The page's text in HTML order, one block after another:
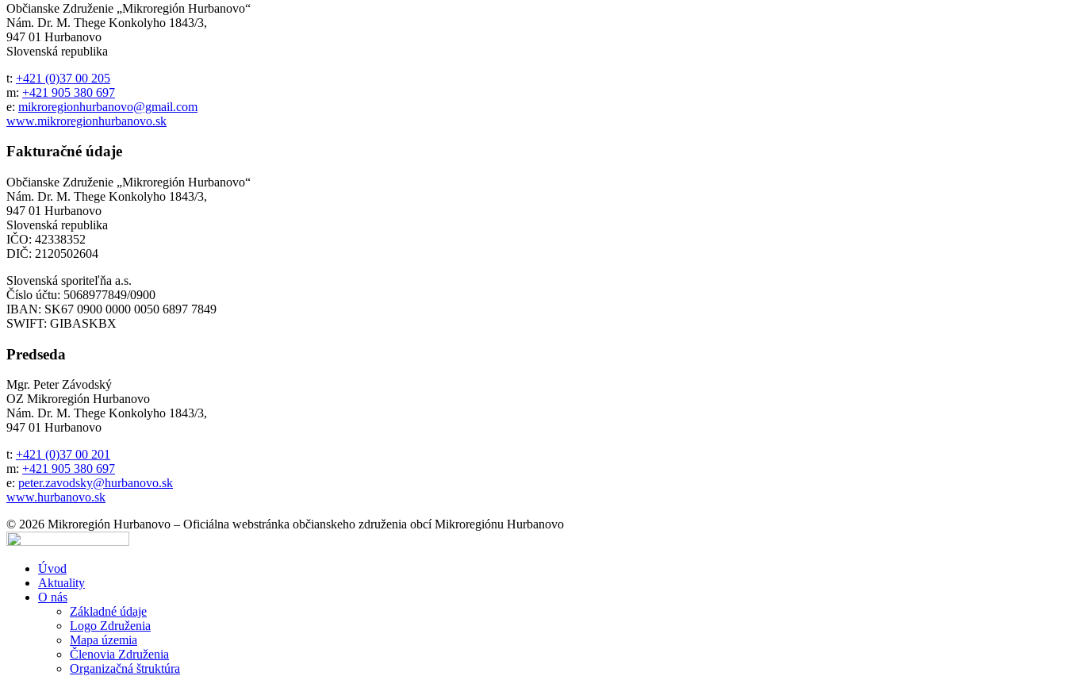
Občianske Združenie „Mikroregión Hurbanovo“
Nám. Dr. M. Thege Konkolyho 1843/3,
947 01 Hurbanovo
Slovenská republika
t: +421 (0)37 00 205
m: +421 905 380 697
e: mikroregionhurbanovo@gmail.com
www.mikroregionhurbanovo.sk
Fakturačné údaje
Občianske Združenie „Mikroregión Hurbanovo“
Nám. Dr. M. Thege Konkolyho 1843/3,
947 01 Hurbanovo
Slovenská republika
IČO: 42338352
DIČ: 2120502604
Slovenská sporiteľňa a.s.
Číslo účtu: 5068977849/0900
IBAN: SK67 0900 0000 0050 6897 7849
SWIFT: GIBASKBX
Predseda
Mgr. Peter Závodský
OZ Mikroregión Hurbanovo
Nám. Dr. M. Thege Konkolyho 1843/3,
947 01 Hurbanovo
t: +421 (0)37 00 201
m: +421 905 380 697
e: peter.zavodsky@hurbanovo.sk
www.hurbanovo.sk
© 2026 Mikroregión Hurbanovo – Oficiálna webstránka občianskeho združenia obcí Mikroregiónu Hurbanovo
Úvod
Aktuality
O nás
Základné údaje
Logo Združenia
Mapa územia
Členovia Združenia
Organizačná štruktúra